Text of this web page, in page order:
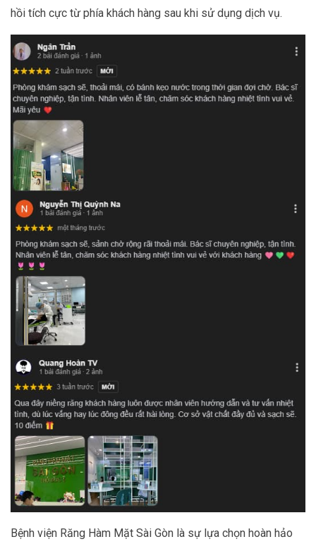
hồi tích cực từ phía khách hàng sau khi sử dụng dịch vụ.
Bệnh viện Răng Hàm Mặt Sài Gòn là sự lựa chọn hoàn hảo